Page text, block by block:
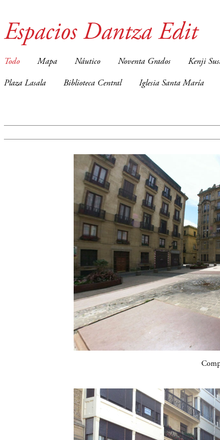
Espacios Dantza Edit
Todo Mapa Náutico Noventa Grados Kenji
Plaza Lasala Biblioteca Central Iglesia Santa María